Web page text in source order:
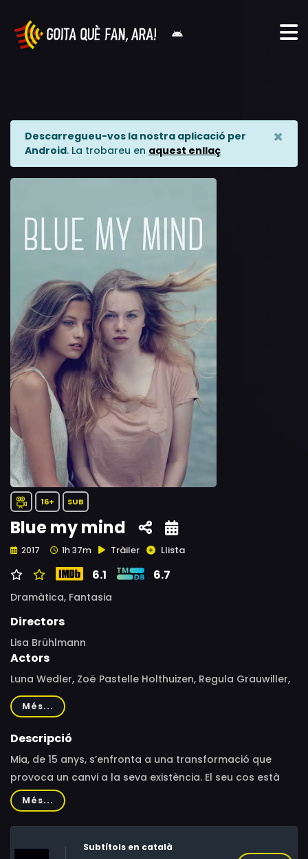
Descarregueu-vos la nostra aplicació per
Android. La trobareu en aquest enllaç
×
16+ SUB
Blue my mind
2017 1h 37m Tràiler Llista
6.1 6.7
Dramàtica, Fantasia
Directors
Lisa Brühlmann
Actors
Luna Wedler, Zoë Pastelle Holthuizen, Regula Grauwiller,
Georg Scharegg, Lou Haltinner, Yaël Meier, David
Oberholzer, Una Rusca, Timon Kiefer, Benjamin Dangel,
Martin Rapold, Rachel Braunschweig, Dominik Locher,
Tim Borys
Més...
Descripció
Mia, de 15 anys, s’enfronta a una transformació que
provoca un canvi a la seva existència. El seu cos està
canviant, i malgrat els intents desesperats d’aturar el
procés, es veu obligada a acceptar que la naturalesa
és molt més poderosa que ella.
Més...
Subtítols en català